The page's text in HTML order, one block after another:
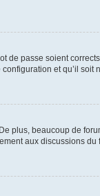
passe soient
et qu’il soit
plus, beaucoup de
aux discussions du